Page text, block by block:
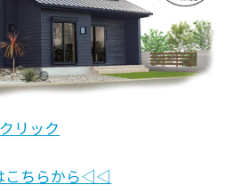
リック
こちらから◁◁